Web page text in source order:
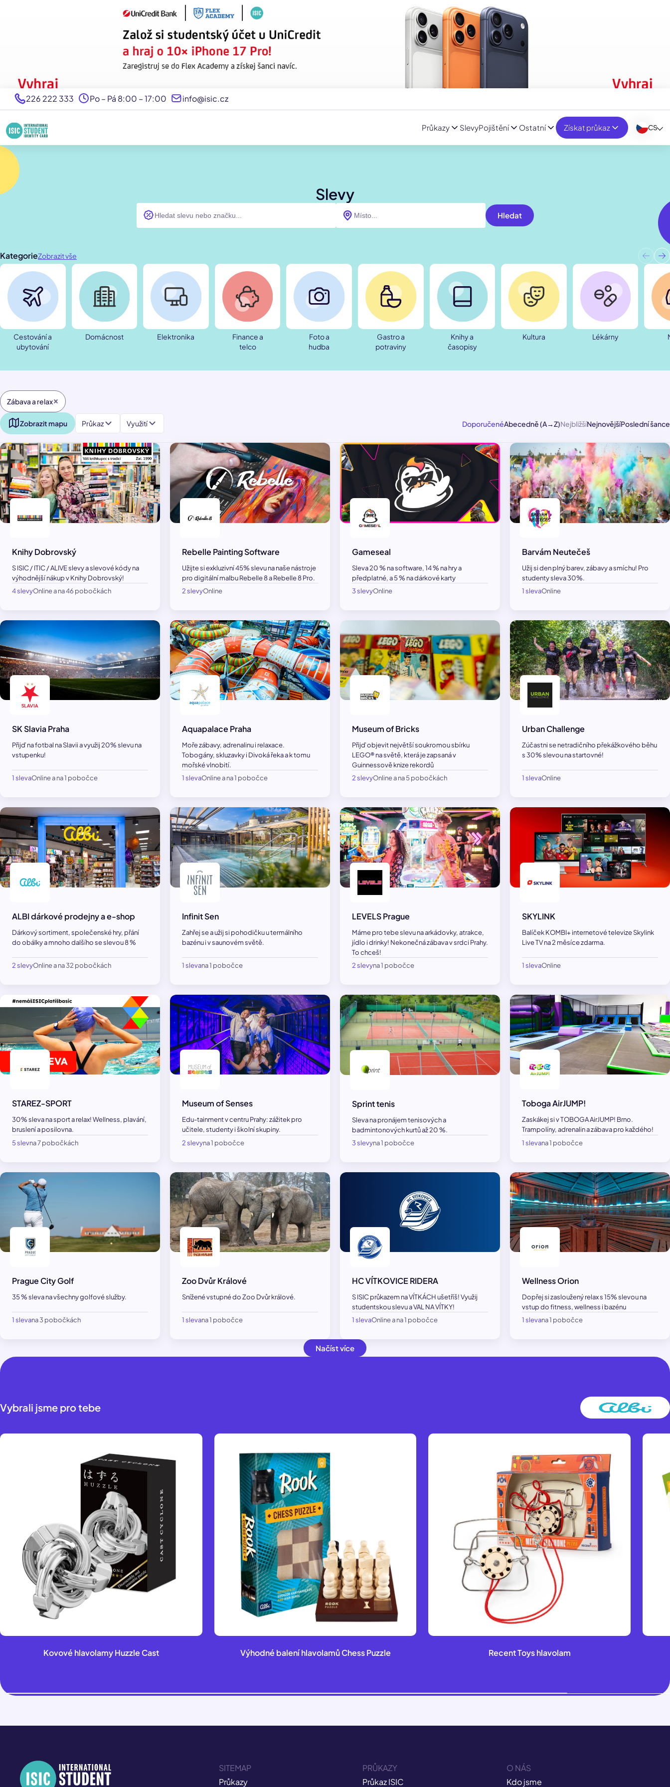
Průkazy SlevyPojištění Získat průkaz
Ostatní CS
226 222 333 Po – Pá 8:00 – 17:00 info@isic.cz
Slevy
Hledat
KategorieZobrazit vše
Cestování a
ubytování
Domácnost Elektronika
Finance a
telco
Foto a
hudba
Gastro a
potraviny
Knihy a
časopisy
Kultura Lékárny
Zábava a relax
Zobrazit mapu Průkaz Využití DoporučenéAbecedně (A→Z)NejbližšíNejnovějšíPoslední šance
Knihy Dobrovský
S ISIC / ITIC / ALIVE slevy a slevové kódy na
výhodnější nákup v Knihy Dobrovský!
4 slevyOnline a na 46 pobočkách
Rebelle Painting Software
Užijte si exkluzivní 45% slevu na naše nástroje
pro digitální malbu Rebelle 8 a Rebelle 8 Pro.
2 slevyOnline
Gameseal
Sleva 20 % na software, 14 % na hry a
předplatné, a 5 % na dárkové karty
3 slevyOnline
Barvám Neutečeš
Užij si den plný barev, zábavy a smíchu! Pro
studenty sleva 30%.
1 slevaOnline
SK Slavia Praha
Přijď na fotbal na Slavii a využij 20% slevu na
vstupenku!
1 slevaOnline a na 1 pobočce
Aquapalace Praha
Moře zábavy, adrenalinu i relaxace.
Tobogány, skluzavky i Divoká řeka a k tomu
mořské vlnobití.
1 slevaOnline a na 1 pobočce
Museum of Bricks
Přijď objevit největší soukromou sbírku
LEGO® na světě, která je zapsaná v
Guinnessově knize rekordů
2 slevyOnline a na 5 pobočkách
Urban Challenge
Zúčastni se netradičního překážkového běhu
s 30% slevou na startovné!
1 slevaOnline
ALBI dárkové prodejny a e-shop
Dárkový sortiment, společenské hry, přání
do obálky a mnoho dalšího se slevou 8 %
2 slevyOnline a na 32 pobočkách
Infinit Sen
Zahřej se a užij si pohodičku u termálního
bazénu i v saunovém světě.
1 slevana 1 pobočce
LEVELS Prague
Máme pro tebe slevu na arkádovky, atrakce,
jídlo i drinky! Nekonečná zábava v srdci Prahy.
To chceš!
2 slevyna 1 pobočce
SKYLINK
Balíček KOMBI+ internetové televize Skylink
Live TV na 2 měsíce zdarma.
1 slevaOnline
STAREZ-SPORT
30% sleva na sport a relax! Wellness, plavání,
bruslení a posilovna.
5 slevna 7 pobočkách
Museum of Senses
Edu-tainment v centru Prahy: zážitek pro
učitele, studenty i školní skupiny.
2 slevyna 1 pobočce
Sprint tenis
Sleva na pronájem tenisových a
badmintonových kurtů až 20 %.
3 slevyna 1 pobočce
Toboga AirJUMP!
Zaskákej si v TOBOGA AirJUMP! Brno.
Trampolíny, adrenalin a zábava pro každého!
1 slevana 1 pobočce
Prague City Golf
35 % sleva na všechny golfové služby.
1 slevana 3 pobočkách
Zoo Dvůr Králové
Snížené vstupné do Zoo Dvůr králové.
1 slevana 1 pobočce
HC VÍTKOVICE RIDERA
S ISIC průkazem na VÍTKÁCH ušetříš! Využij
studentskou slevu a VAL NA VÍTKY!
1 slevaOnline a na 1 pobočce
Wellness Orion
Dopřej si zasloužený relax s 15% slevou na
vstup do fitness, wellness i bazénu
1 slevana 1 pobočce
Načíst více
Vybrali jsme pro tebe
Kovové hlavolamy Huzzle Cast Výhodné balení hlavolamů Chess Puzzle Recent Toys hlavolam
SITEMAP
Průkazy
O NÁS
Kdo jsme
PRŮKAZY
Průkaz ISIC